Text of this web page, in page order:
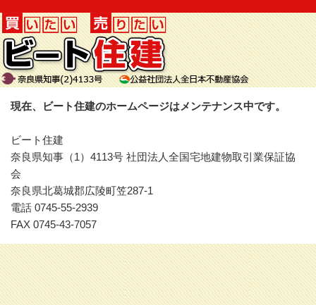
現在、ビート住建のホームページはメンテナンス中です。
ビート住建
奈良県知事（1）4113号 社団法人全国宅地建物取引業保証協
会
奈良県北葛城郡広陵町笠287-1
電話 0745-55-2939
FAX 0745-43-7057